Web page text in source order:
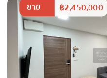
ขาย ฿2,450,000